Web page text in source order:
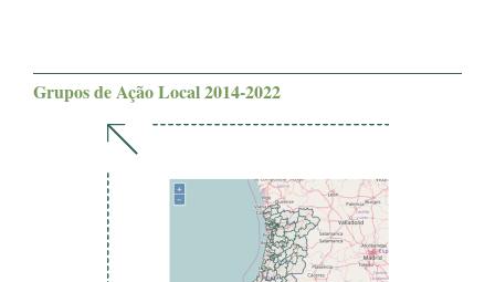
Grupos de Ação Local 2014-2022